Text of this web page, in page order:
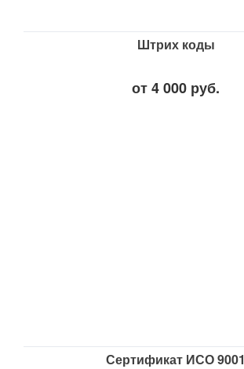
Штрих коды
от 4 000 руб.
Сертификат ИСО 9001